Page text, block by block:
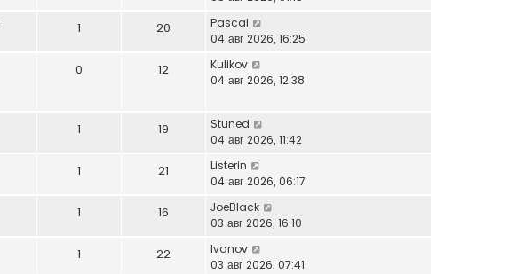
1 20
Pascal
04 авг 2026, 16:25
0 12
Kulikov
04 авг 2026, 12:38
1 19
Stuned
04 авг 2026, 11:42
1 21
Listerin
04 авг 2026, 06:17
1 16
JoeBlack
03 авг 2026, 16:10
1 22
Ivanov
03 авг 2026, 07:41